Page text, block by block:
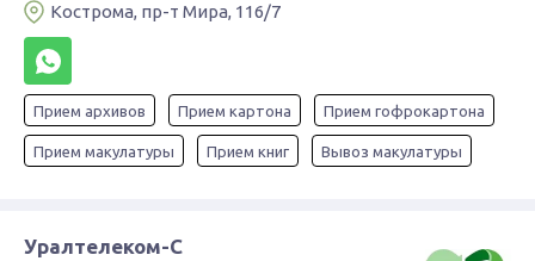
Кострома, пр-т Мира, 116/7
Прием архивов Прием картона Прием гофрокартона
Прием макулатуры Прием книг Вывоз макулатуры
Уралтелеком-С